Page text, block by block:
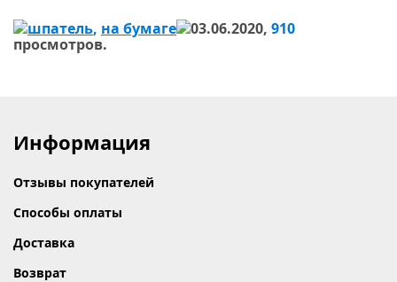
шпатель, на бумаге 03.06.2020, 910
просмотров.
Информация
Отзывы покупателей
Способы оплаты
Доставка
Возврат